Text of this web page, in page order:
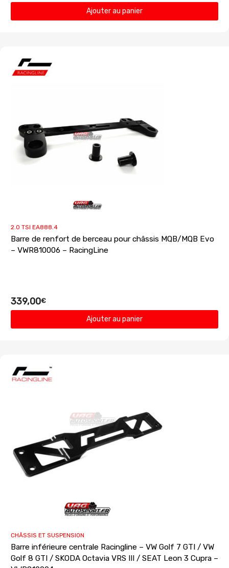
Ajouter au panier
2.0 TSI EA888.4
Barre de renfort de berceau pour châssis MQB/MQB Evo
– VWR810006 – RacingLine
339,00€
Ajouter au panier
CHÂSSIS ET SUSPENSION
Barre inférieure centrale Racingline – VW Golf 7 GTI / VW
Golf 8 GTI / SKODA Octavia VRS III / SEAT Leon 3 Cupra –